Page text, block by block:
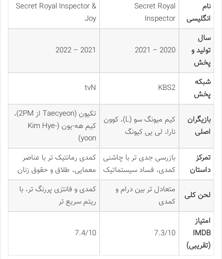
نام
انگلیسی
Secret Royal
Inspector
Secret Royal Inspector &
Joy
سال
تولید و
پخش
2020 – 2021
2021 – 2022
شبکه
پخش
KBS2
tvN
بازیگران
اصلی
کیم میونگ سو (L)، کوون
نارا، لی یی کیونگ
تکیون (Taecyeon از 2PM)،
کیم هه-یون (Kim Hye-
yoon)
تمرکز
داستان
بازرسی جدی تر با چاشنی
کمدی، فساد سیستماتیک
کمدی رمانتیک تر با عناصر
معمایی، طلاق و حقوق زنان
لحن کلی
متعادل تر بین درام و
کمدی
کمدی و فانتزی پررنگ تر، با
ریتم سریع تر
امتیاز
IMDB
(تقریبی)
7.3/10
7.4/10